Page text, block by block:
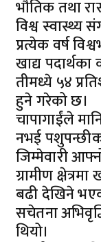
भौतिक तथा
​विश्व स्वास्थ्य
प्रत्येक वर्ष
खाद्य
तीमध्ये ५४
हुने गरेको छ।
​चापागाईंले
नभई
जिम्मेवारी
ग्रामीण
बढी देखिने
सचेतना
थियो।